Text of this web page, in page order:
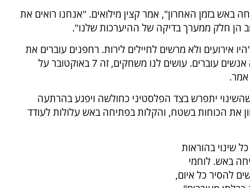
באש בזמן האחרון", אמר קצין מילואים. "אנחנו רואים את
הן חלק ממערך בדיקה של ההיערכות שלנו".
אירועים ולא מרשים לחיילים לירות. רחפנים עוברים את
הגבול ולא אישרו להם לירות. כל יום מלא אנשים עוברים. עושים לנו משחקים, זה 7 באוקטובר על
אמר.
יתפרש בצד הפלסטיני כחולשה ויפגע בהרתעה
את הכוחות בשטח, והקלות בפתיחה באש עלולות לעודד
שינוי בהוראות
באש. לוחמי
להסיר כל איום,